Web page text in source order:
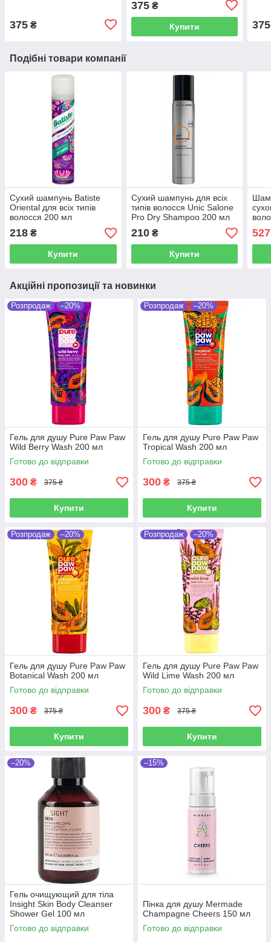
375 ₴
375₴
Купити 375
Подібні товари компанії
Сухий шампунь Batiste
Oriental для всіх типів
волосся 200 мл
218 ₴
Купити
Сухий шампунь для всіх
типів волосся Unic Salone
Pro Dry Shampoo 200 мл
210₴
Купити
527
Акційні пропозиції та новинки
Розпродаж –20%
Гель для душу Pure Paw Paw
Wild Berry Wash 200 мл
Готово до відправки
300 ₴ 375 ₴
Купити
Розпродаж –20%
Гель для душу Pure Paw Paw
Tropical Wash 200 мл
Готово до відправки
300 ₴ 375 ₴
Купити
Розпродаж –20%
Гель для душу Pure Paw Paw
Botanical Wash 200 мл
Готово до відправки
300 ₴ 375 ₴
Купити
Розпродаж –20%
Гель для душу Pure Paw Paw
Wild Lime Wash 200 мл
Готово до відправки
300 ₴ 375 ₴
Купити
–20%
Гель очищующий для тіла
Insight Skin Body Cleanser
Shower Gel 100 мл
Готово до відправки
–15%
Пінка для душу Mermade
Champagne Cheers 150 мл
Готово до відправки